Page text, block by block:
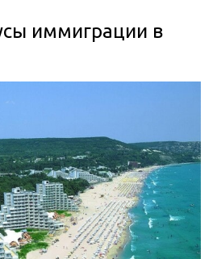
иммиграции в